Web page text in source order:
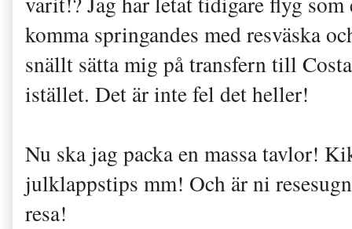
komma springandes med resväska
snällt sätta mig på transfern till
istället. Det är inte fel det heller!
Nu ska jag packa en massa tavlor!
julklappstips mm! Och är ni
resa!